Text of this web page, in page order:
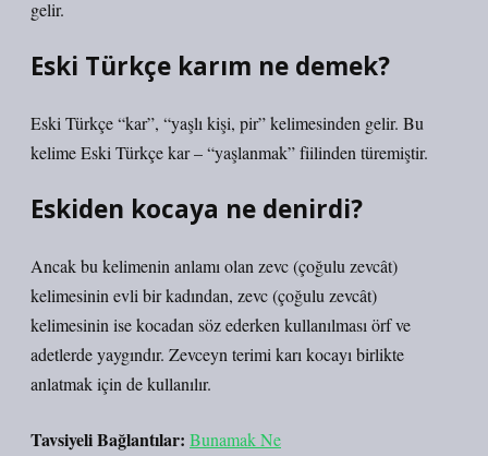
gelir.
Eski Türkçe karım ne demek?
Eski Türkçe “kar”, “yaşlı kişi, pir” kelimesinden gelir. Bu
kelime Eski Türkçe kar – “yaşlanmak” fiilinden türemiştir.
Eskiden kocaya ne denirdi?
Ancak bu kelimenin anlamı olan zevc (çoğulu zevcât)
kelimesinin evli bir kadından, zevc (çoğulu zevcât)
kelimesinin ise kocadan söz ederken kullanılması örf ve
adetlerde yaygındır. Zevceyn terimi karı kocayı birlikte
anlatmak için de kullanılır.
Tavsiyeli Bağlantılar: Bunamak Ne